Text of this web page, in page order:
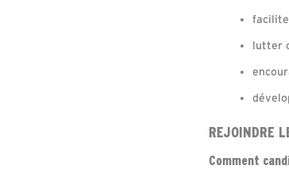
lutter
REJOINDRE
Comment